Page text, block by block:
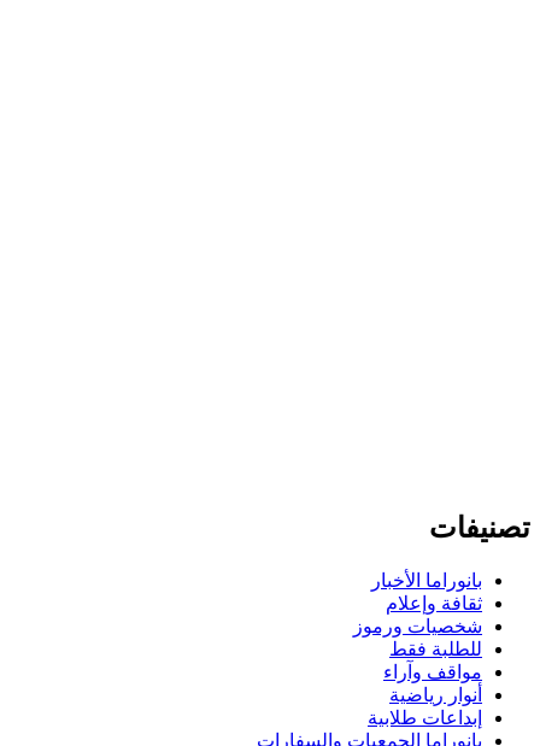
تصنيفات
بانوراما الأخبار
ثقافة وإعلام
شخصيات ورموز
للطلبة فقط
مواقف وآراء
أنوار رياضية
إبداعات طلابية
بانوراما الجمعيات والسفارات